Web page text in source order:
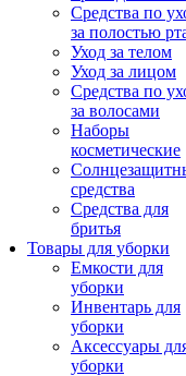
Средства по
за полостью
Уход за телом
Уход за лицом
Средства по
за волосами
Наборы
косметические
средства
Средства для
бритья
Товары для уборки
Емкости для
уборки
Инвентарь для
уборки
Аксессуары
уборки